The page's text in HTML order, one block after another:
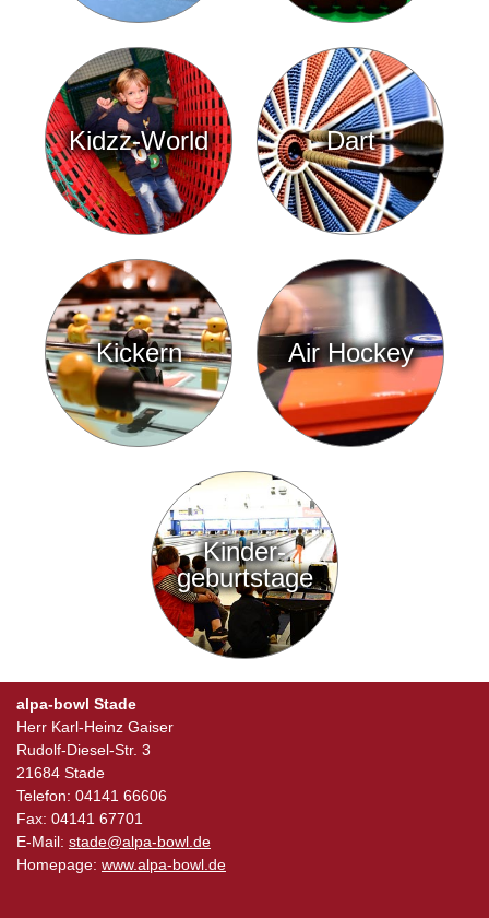
Kidzz-World Dart
Kickern Air Hockey
Kinder-
geburtstage
alpa-bowl Stade
Herr Karl-Heinz Gaiser
Rudolf-Diesel-Str. 3
21684 Stade
Telefon: 04141 66606
Fax: 04141 67701
E-Mail: stade@alpa-bowl.de
Homepage: www.alpa-bowl.de